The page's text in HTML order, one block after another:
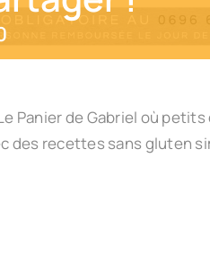
Panier de Gabriel où
des recettes sans gluten